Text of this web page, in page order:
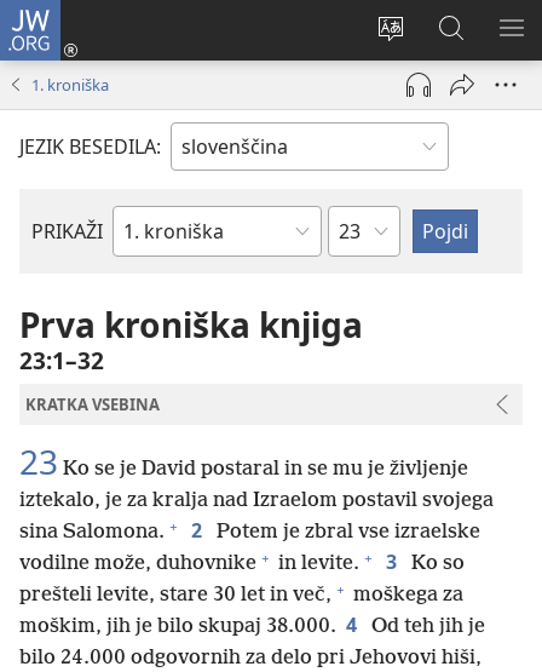
JW.ORG
Spremeni
jezik
spletnega
mesta
Prijava
(odpre
okno)
Iskanje
po
JW.ORG
1. kroniška
JEZIK BESEDILA:
PRIKAŽI
Po
Poglavje
Prva kroniška knjiga
23:1–32
KRATKA VSEBINA
23 Ko se je David postaral in se mu je življenje
iztekalo, je za kralja nad Izraelom postavil svojega
sina Salomona. + 2
Potem je zbral vse izraelske
vodilne može, duhovnike + in levite. + 3
Ko so
prešteli levite, stare 30 let in več, + moškega za
moškim, jih je bilo skupaj 38.000. 4
Od teh jih je
bilo 24.000 odgovornih za delo pri Jehovovi hiši,